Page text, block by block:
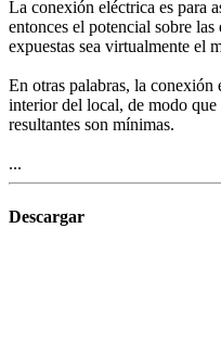
La conexión eléctrica es para
entonces el potencial sobre
expuestas sea virtualmente el
En otras palabras, la
interior del local, de modo
resultantes son mínimas.
...
Descargar